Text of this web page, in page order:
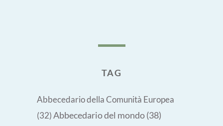
TAG
Abbecedario della Comunità Europea
(32) Abbecedario del mondo(38)